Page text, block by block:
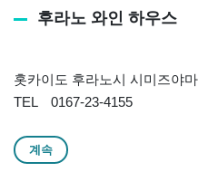
후라노 와인 하우스
홋카이도 후라노시 시미즈야마
TEL 0167-23-4155
계속